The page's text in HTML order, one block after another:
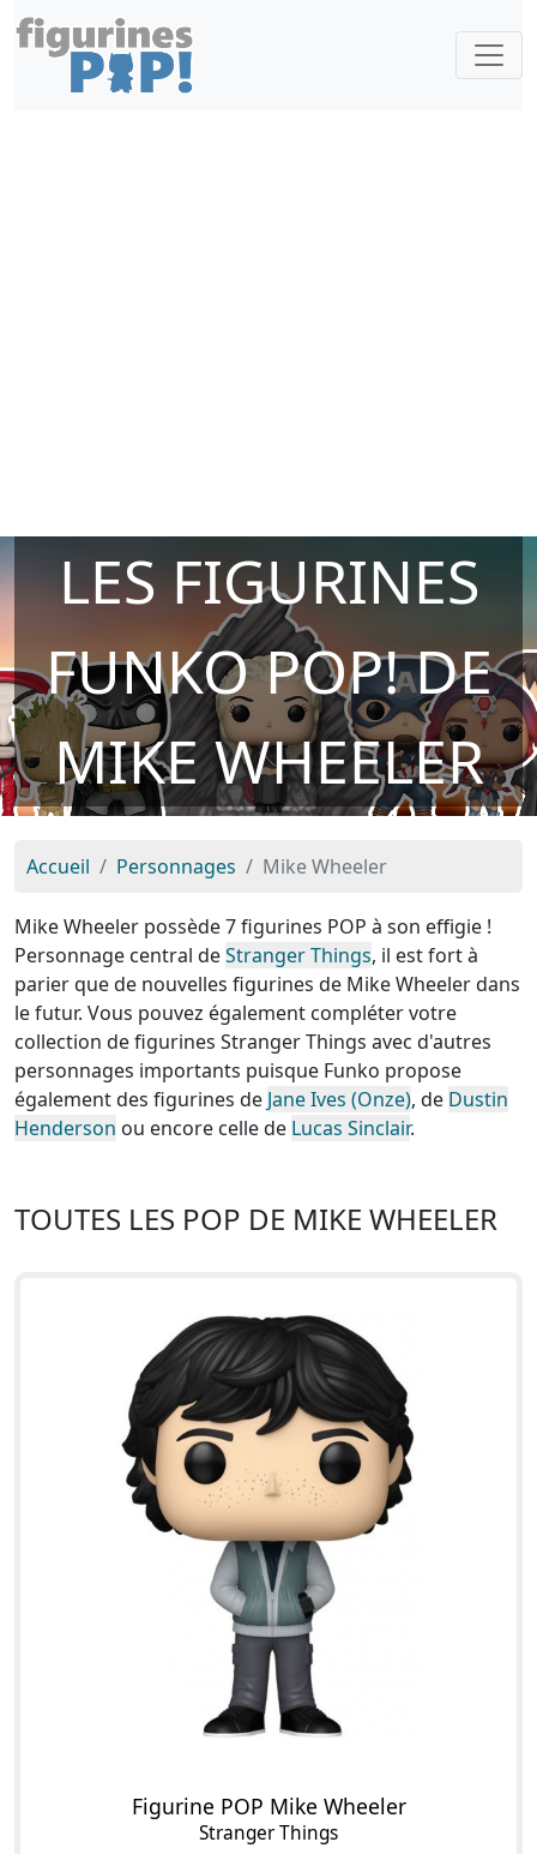
LES FIGURINES
FUNKO POP! DE
MIKE WHEELER
Accueil Personnages Mike Wheeler
Mike Wheeler possède 7 figurines POP à son effigie !
Personnage central deStranger Things, il est fort à
parier que de nouvelles figurines de Mike Wheeler dans
le futur. Vous pouvez également compléter votre
collection de figurines Stranger Things avec d'autres
personnages importants puisque Funko propose
également des figurines de Jane Ives (Onze), de Dustin
Henderson ou encore celle de Lucas Sinclair.
TOUTES LES POP DE MIKE WHEELER
Figurine POP Mike Wheeler
Stranger Things